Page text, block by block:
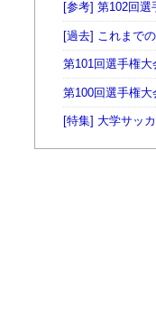
[参考] 第102回
[過去] これまで
第101回選手権大
第100回選手権大
[特集] 大学サッ